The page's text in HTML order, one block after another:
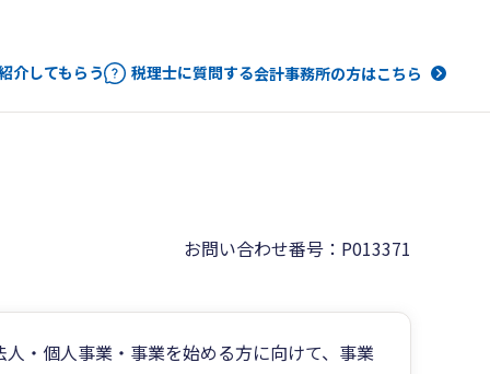
介してもらう 税理士に質問する会計事務所の方はこちら
お問い合わせ番号：P013371
・個人事業・事業を始める方に向けて、事業